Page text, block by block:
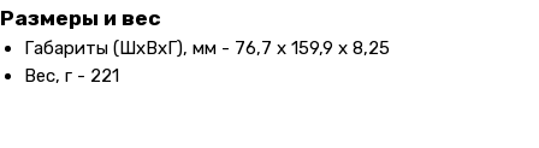
Размеры и вес
Габариты (ШxВxГ), мм - 76,7 x 159,9 x 8,25
Вес, г - 221
Контакты